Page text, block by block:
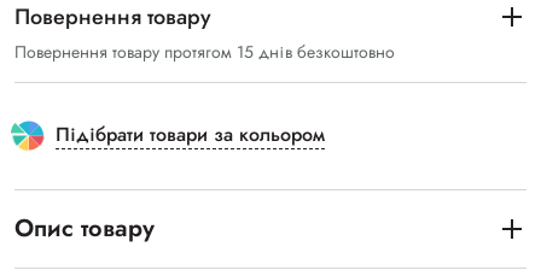
Повернення товару
Повернення товару протягом 15 днів безкоштовно
Підібрати товари за кольором
Опис товару